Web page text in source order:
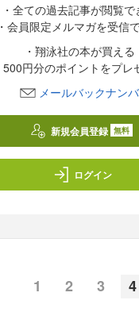
・全ての過去記事が閲覧で
・会員限定メルマガを受信
・翔泳社の本が買える
500円分のポイントをプレ
メールバックナン
新規会員登録 無料
ログイン
1 2 3 4